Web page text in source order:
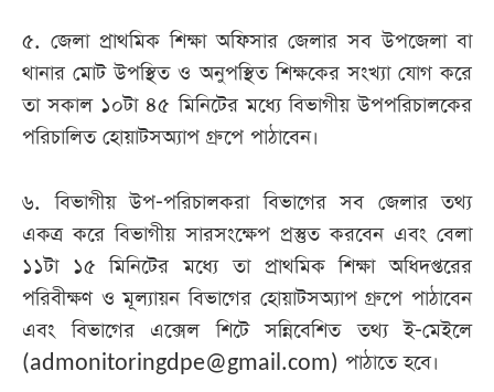
৫. জেলা প্রাথমিক শিক্ষা অফিসার জেলার সব উপজেলা বা
থানার মোট উপস্থিত ও অনুপস্থিত শিক্ষকের সংখ্যা যোগ করে
তা সকাল ১০টা ৪৫ মিনিটের মধ্যে বিভাগীয় উপপরিচালকের
পরিচালিত হোয়াটসঅ্যাপ গ্রুপে পাঠাবেন।
৬. বিভাগীয় উপ-পরিচালকরা বিভাগের সব জেলার তথ্য
একত্র করে বিভাগীয় সারসংক্ষেপ প্রস্তুত করবেন এবং বেলা
১১টা ১৫ মিনিটের মধ্যে তা প্রাথমিক শিক্ষা অধিদপ্তরের
পরিবীক্ষণ ও মূল্যায়ন বিভাগের হোয়াটসঅ্যাপ গ্রুপে পাঠাবেন
এবং বিভাগের এক্সেল শিটে সন্নিবেশিত তথ্য ই-মেইলে
(admonitoringdpe@gmail.com) পাঠাতে হবে।